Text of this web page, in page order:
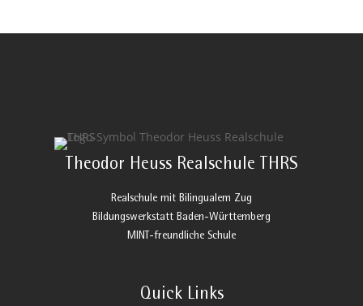
Theodor Heuss Realschule THRS
Realschule mit Bilingualem Zug
Bildungswerkstatt Baden-Württemberg
MINT-freundliche Schule
Quick Links